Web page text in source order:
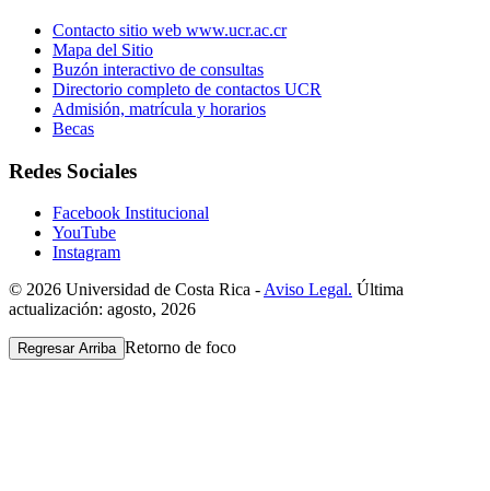
Contacto sitio web www.ucr.ac.cr
Mapa del Sitio
Buzón interactivo de consultas
Directorio completo de contactos UCR
Admisión, matrícula y horarios
Becas
Redes Sociales
Facebook Institucional
YouTube
Instagram
© 2026 Universidad de Costa Rica -Aviso Legal. Última
actualización: agosto, 2026
Regresar Arriba Retorno de foco